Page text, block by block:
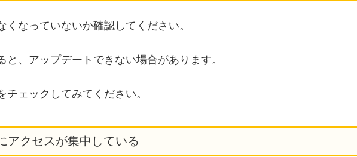
くなっていないか確認してください。
と、アップデートできない場合があります。
ェックしてみてください。
アクセスが集中している